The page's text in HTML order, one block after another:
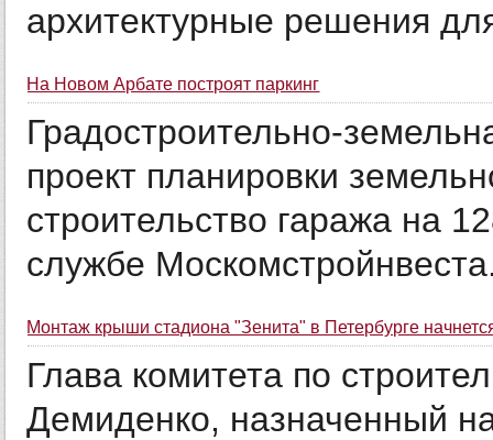
архитектурные решения
На Новом Арбате построят паркинг
Градостроительно-
проект планировки
строительство гаража на
службе
Монтаж крыши стадиона "Зенита" в Петербурге
Глава комитета по
Демиденко, назначенный